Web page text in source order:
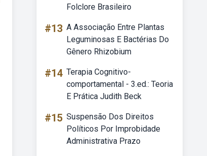
Folclore Brasileiro
#13 A Associação Entre Plantas
Leguminosas E Bactérias Do
Gênero Rhizobium
#14 Terapia Cognitivo-
comportamental - 3.ed.: Teoria
E Prática Judith Beck
#15 Suspensão Dos Direitos
Políticos Por Improbidade
Administrativa Prazo